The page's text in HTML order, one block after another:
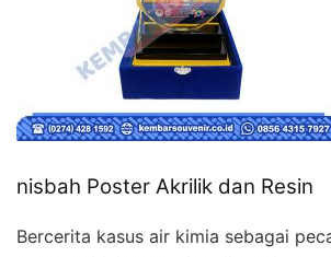
nisbah Poster Akrilik dan Resin
Bercerita kasus air kimia sebagai